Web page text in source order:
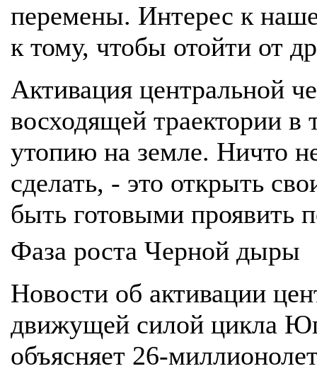
перемены. Интерес к
к тому, чтобы отойти от
Активация центральной
восходящей траектории
утопию на земле. Ничто
сделать, - это открыть
быть готовыми проявить
Фаза роста Черной дыры
Новости об активации
движущей силой цикла
объясняет 26-